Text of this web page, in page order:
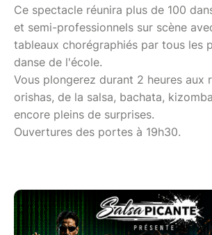
Ce spectacle réunira plus de 100
et semi-professionnels sur scène
tableaux chorégraphiés par tous les
danse de l'école.
Vous plongerez durant 2 heures aux
orishas, de la salsa, bachata,
encore pleins de surprises.
Ouvertures des portes à 19h30.